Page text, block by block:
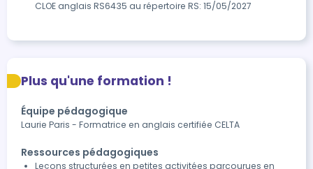
Plus qu'une formation !
Équipe pédagogique
Laurie Paris - Formatrice en anglais certifiée CELTA
Ressources pédagogiques
Leçons structurées en petites activitées parcourues en